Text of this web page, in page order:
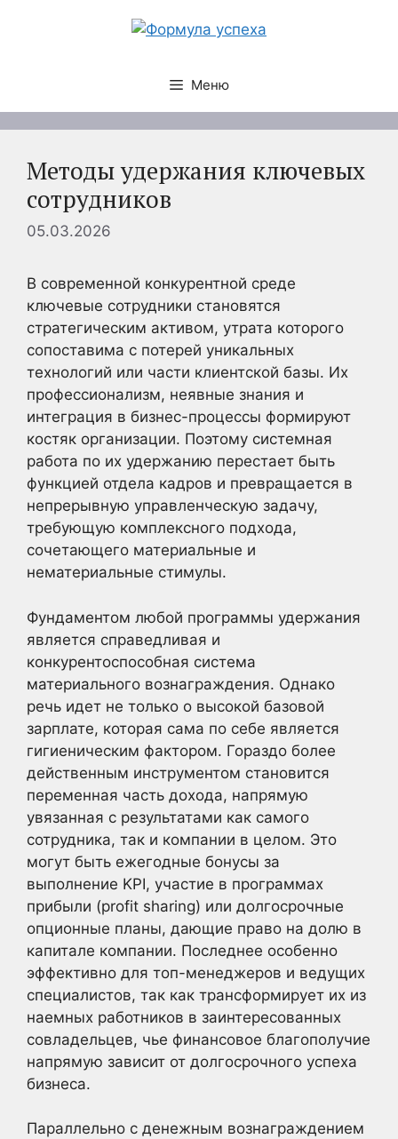
Меню
Методы удержания ключевых
сотрудников
05.03.2026
В современной конкурентной среде
ключевые сотрудники становятся
стратегическим активом, утрата которого
сопоставима с потерей уникальных
технологий или части клиентской базы. Их
профессионализм, неявные знания и
интеграция в бизнес-процессы формируют
костяк организации. Поэтому системная
работа по их удержанию перестает быть
функцией отдела кадров и превращается в
непрерывную управленческую задачу,
требующую комплексного подхода,
сочетающего материальные и
нематериальные стимулы.
Фундаментом любой программы удержания
является справедливая и
конкурентоспособная система
материального вознаграждения. Однако
речь идет не только о высокой базовой
зарплате, которая сама по себе является
гигиеническим фактором. Гораздо более
действенным инструментом становится
переменная часть дохода, напрямую
увязанная с результатами как самого
сотрудника, так и компании в целом. Это
могут быть ежегодные бонусы за
выполнение KPI, участие в программах
прибыли (profit sharing) или долгосрочные
опционные планы, дающие право на долю в
капитале компании. Последнее особенно
эффективно для топ-менеджеров и ведущих
специалистов, так как трансформирует их из
наемных работников в заинтересованных
совладельцев, чье финансовое благополучие
напрямую зависит от долгосрочного успеха
бизнеса.
Параллельно с денежным вознаграждением